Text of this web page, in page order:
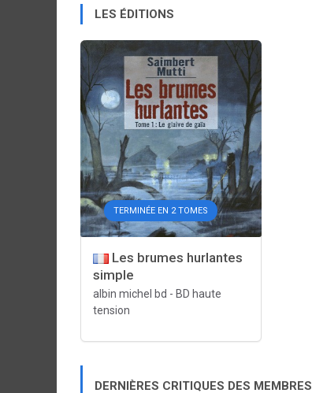
LES ÉDITIONS
TERMINÉE EN 2 TOMES
Les brumes hurlantes
simple
albin michel bd - BD haute
tension
DERNIÈRES CRITIQUES DES MEMBRES